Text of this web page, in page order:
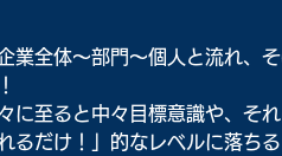
業全体～部門～個人と流れ、
に至ると中々目標意識や、そ
るだけ！」的なレベルに落ちる